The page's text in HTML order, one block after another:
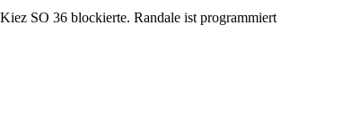
SO 36 blockierte. Randale ist programmiert